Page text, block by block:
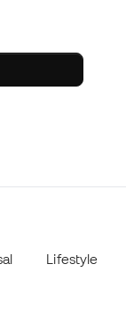
Lifestyle